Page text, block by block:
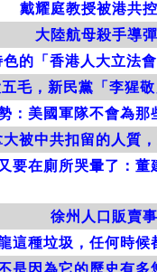
戴耀庭教授被港共
大陸航母殺手導
色的「香港人大立法
毛，新民黨「李猩
：美國軍隊不會為
大被中共扣留的人質
要在廁所哭暈了：
徐州人口販賣
這種垃圾，任何時候
是因為它的歷史有